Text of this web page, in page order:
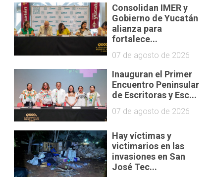
Consolidan IMER y
Gobierno de Yucatán
alianza para
fortalece...
07 de agosto de 2026
Inauguran el Primer
Encuentro Peninsular
de Escritoras y Esc...
07 de agosto de 2026
Hay víctimas y
victimarios en las
invasiones en San
José Tec...